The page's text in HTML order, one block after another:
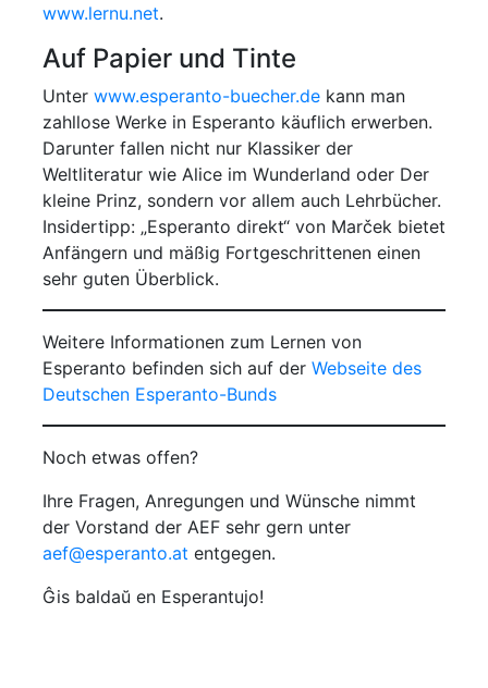
www.lernu.net.
Auf Papier und Tinte
Unter www.esperanto-buecher.de kann man
zahllose Werke in Esperanto käuflich erwerben.
Darunter fallen nicht nur Klassiker der
Weltliteratur wie Alice im Wunderland oder Der
kleine Prinz, sondern vor allem auch Lehrbücher.
Insidertipp: „Esperanto direkt“ von Marček bietet
Anfängern und mäßig Fortgeschrittenen einen
sehr guten Überblick.
Weitere Informationen zum Lernen von
Esperanto befinden sich auf der Webseite des
Deutschen Esperanto-Bunds
Noch etwas offen?
Ihre Fragen, Anregungen und Wünsche nimmt
der Vorstand der AEF sehr gern unter
aef@esperanto.at entgegen.
Ĝis baldaŭ en Esperantujo!